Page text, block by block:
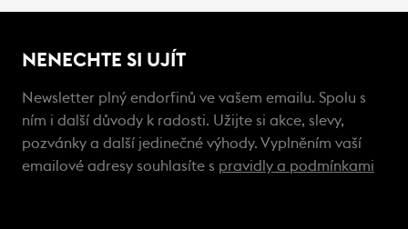
NENECHTE SI UJÍT
Newsletter plný endorfinů ve vašem emailu. Spolu s
ním i další důvody k radosti. Užijte si akce, slevy,
pozvánky a další jedinečné výhody. Vyplněním vaší
emailové adresy souhlasíte s pravidly a podmínkami